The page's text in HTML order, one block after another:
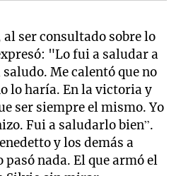
ser consultado sobre lo
"Lo fui a saludar a
saludo. Me calentó que no
lo haría. En la victoria y
ser siempre el mismo. Yo
Fui a saludarlo bien”.
y los demás a
nada. El que armó el